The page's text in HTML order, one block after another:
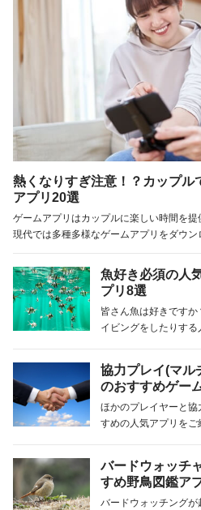
熱くなりすぎ注意！？カップル
アプリ20選
ゲームアプリはカップルに楽しい時間を提
現代では多種多様なゲームアプリをダウ
てご紹介します！ 人気のおすすめカ…
魚好き必須の人
プリ8選
皆さん魚は好きです
イビングをしたりす
回は魚の知識を深め
ご紹介します…
協力プレイ(マル
のおすすめゲー
ほかのプレイヤーと
すめの人気アプリを
んなでプレイしたい人
よ！参考…
バードウォッチ
すめ野鳥図鑑ア
バードウォッチング